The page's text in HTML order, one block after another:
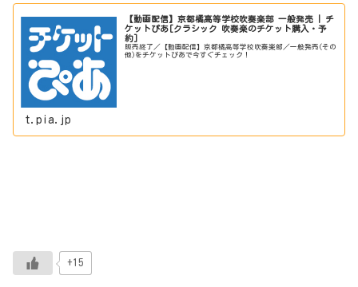
【動画配信】京都橘高等学校吹奏楽部 一般発売 | チ
ケットぴあ[クラシック 吹奏楽のチケット購入・予
約]
販売終了／【動画配信】京都橘高等学校吹奏楽部／一般発売(その
他)をチケットぴあで今すぐチェック！
t.pia.jp
+15